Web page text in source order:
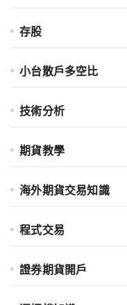
存股
小台散戶多空比
技術分析
期貨教學
海外期貨交易知識
程式交易
證券期貨開戶